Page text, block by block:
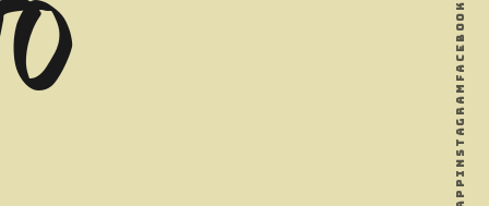
INSTAGRAM
FACEBOOK